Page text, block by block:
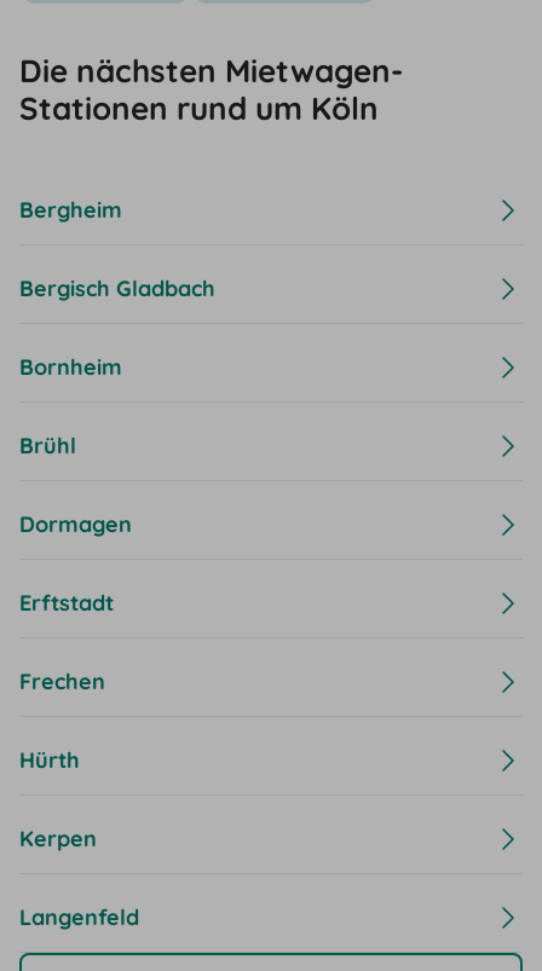
Die nächsten Mietwagen-
Stationen rund um Köln
Bergheim
Bergisch Gladbach
Bornheim
Brühl
Dormagen
Erftstadt
Frechen
Hürth
Kerpen
Langenfeld